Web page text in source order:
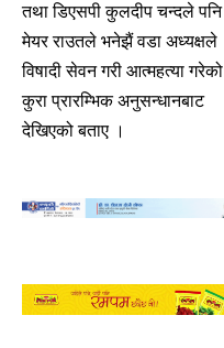
तथा डिएसपी कुलदीप चन्दले पनि
मेयर राउतले भनेझैं वडा अध्यक्षले
विषादी सेवन गरी आत्महत्या गरेको
कुरा प्रारम्भिक अनुसन्धानबाट
देखिएको बताए ।